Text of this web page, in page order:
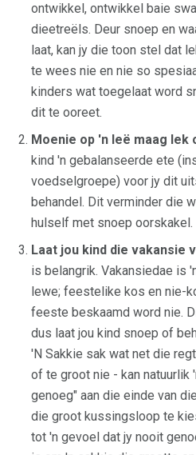
ontwikkel, ontwikkel baie
dieetreëls. Deur snoep en
laat, kan jy die toon stel dat
te wees nie en nie so
kinders wat toegelaat word
dit te ooreet.
Moenie op 'n leë maag lek
kind 'n gebalanseerde ete
voedselgroepe) voor jy dit
behandel. Dit verminder die
hulself met snoep oorskakel.
Laat jou kind die vakansie
is belangrik. Vakansiedae is
lewe; feestelike kos en nie-
feeste beskaamd word nie.
dus laat jou kind snoep of
'N Sakkie sak wat net die
of te groot nie - kan natuurlik
genoeg" aan die einde van
die groot kussingsloop te
tot 'n gevoel dat jy nooit